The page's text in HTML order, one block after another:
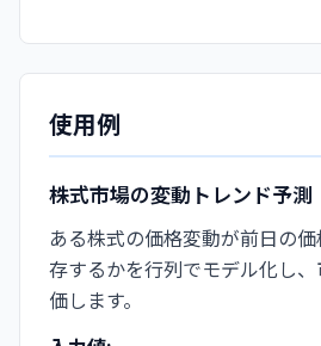
使用例
株式市場の変動トレンド予測
ある株式の価格変動が前日の
存するかを行列でモデル化し
価します。